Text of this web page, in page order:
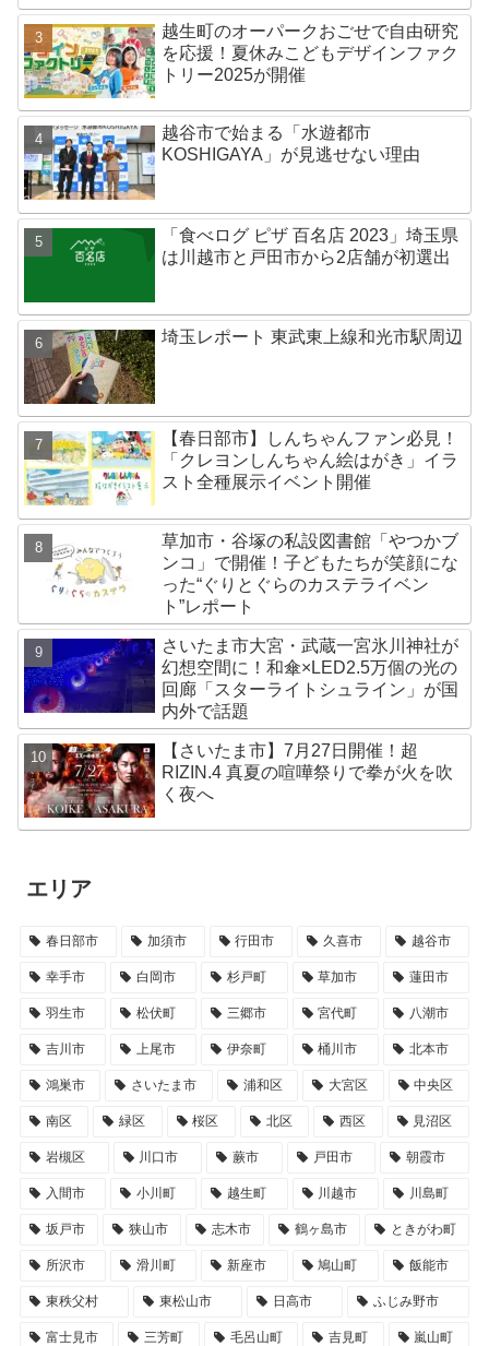
越生町のオーパークおごせで自由研究
を応援！夏休みこどもデザインファク
トリー2025が開催
越谷市で始まる「水遊都市
KOSHIGAYA」が見逃せない理由
「食べログ ピザ 百名店 2023」埼玉県
は川越市と戸田市から2店舗が初選出
埼玉レポート 東武東上線和光市駅周辺
【春日部市】しんちゃんファン必見！
「クレヨンしんちゃん絵はがき」イラ
スト全種展示イベント開催
草加市・谷塚の私設図書館「やつかブ
ンコ」で開催！子どもたちが笑顔にな
った“ぐりとぐらのカステライベン
ト”レポート
さいたま市大宮・武蔵一宮氷川神社が
幻想空間に！和傘×LED2.5万個の光の
回廊「スターライトシュライン」が国
内外で話題
【さいたま市】7月27日開催！超
RIZIN.4 真夏の喧嘩祭りで拳が火を吹
く夜へ
エリア
春日部市 加須市 行田市 久喜市 越谷市
幸手市 白岡市 杉戸町 草加市 蓮田市
羽生市 松伏町 三郷市 宮代町 八潮市
吉川市 上尾市 伊奈町 桶川市 北本市
鴻巣市 さいたま市 浦和区 大宮区 中央区
南区 緑区 桜区 北区 西区 見沼区
岩槻区 川口市 蕨市 戸田市 朝霞市
入間市 小川町 越生町 川越市 川島町
坂戸市 狭山市 志木市 鶴ヶ島市 ときがわ町
所沢市 滑川町 新座市 鳩山町 飯能市
東秩父村 東松山市 日高市 ふじみ野市
富士見市 三芳町 毛呂山町 吉見町 嵐山町